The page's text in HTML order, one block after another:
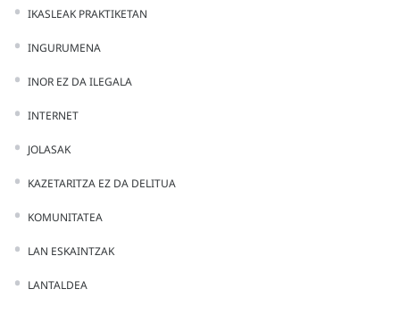
IKASLEAK PRAKTIKETAN
INGURUMENA
INOR EZ DA ILEGALA
INTERNET
JOLASAK
KAZETARITZA EZ DA DELITUA
KOMUNITATEA
LAN ESKAINTZAK
LANTALDEA